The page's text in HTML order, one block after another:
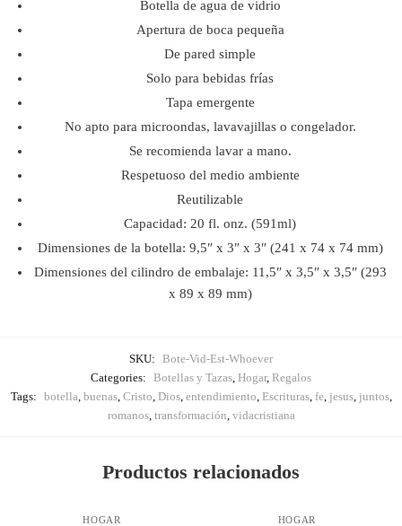
Botella de agua de vidrio
Apertura de boca pequeña
De pared simple
Solo para bebidas frías
Tapa emergente
No apto para microondas, lavavajillas o congelador.
Se recomienda lavar a mano.
Respetuoso del medio ambiente
Reutilizable
Capacidad: 20 fl. onz. (591ml)
Dimensiones de la botella: 9,5″ x 3″ x 3″ (241 x 74 x 74 mm)
Dimensiones del cilindro de embalaje: 11,5″ x 3,5″ x 3,5″ (293
x 89 x 89 mm)
SKU: Bote-Vid-Est-Whoever
Categories: Botellas y Tazas, Hogar, Regalos
Tags: botella, buenas, Cristo, Dios, entendimiento, Escrituras, fe, jesus, juntos,
romanos, transformación, vidacristiana
Productos relacionados
HOGAR HOGAR